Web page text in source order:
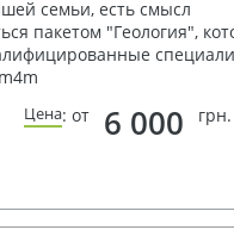
семьи, есть смысл
пакетом "Геология",
Цена: от 6 000 грн.